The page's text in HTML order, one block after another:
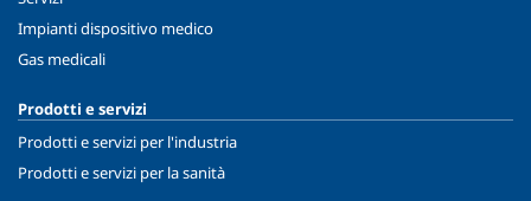
Impianti dispositivo medico
Gas medicali
Prodotti e servizi
Prodotti e servizi per l'industria
Prodotti e servizi per la sanità